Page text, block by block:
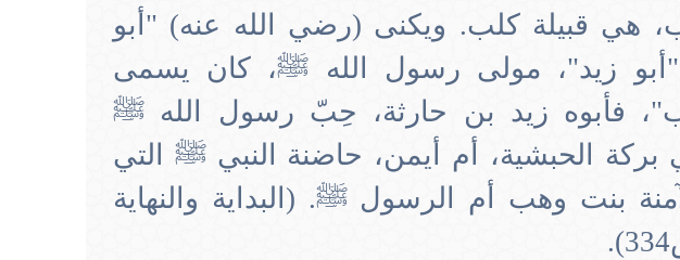
هي قبيلة كلب. ويكنى (رضي الله عنه) "أبو
"أبو زيد"، مولى رسول الله ﷺ، كان يسمى
فأبوه زيد بن حارثة، حِبّ رسول الله ﷺ
بركة الحبشية، أم أيمن، حاضنة النبي ﷺ التي
بنت وهب أم الرسول ﷺ. (البداية والنهاية